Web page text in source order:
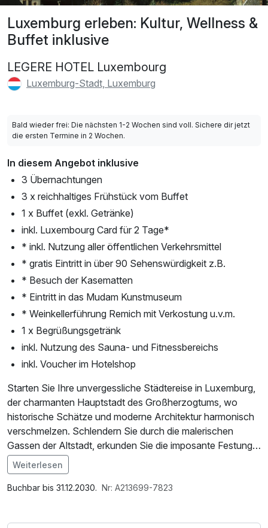
Luxemburg erleben: Kultur, Wellness &
Buffet inklusive
LEGERE HOTEL Luxembourg
Luxemburg-Stadt, Luxemburg
Bald wieder frei: Die nächsten 1-2 Wochen sind voll. Sichere dir jetzt
die ersten Termine in 2 Wochen.
In diesem Angebot inklusive
3 Übernachtungen
3 x reichhaltiges Frühstück vom Buffet
1 x Buffet (exkl. Getränke)
inkl. Luxembourg Card für 2 Tage*
* inkl. Nutzung aller öffentlichen Verkehrsmittel
* gratis Eintritt in über 90 Sehenswürdigkeit z.B.
* Besuch der Kasematten
* Eintritt in das Mudam Kunstmuseum
* Weinkellerführung Remich mit Verkostung u.v.m.
1 x Begrüßungsgetränk
inkl. Nutzung des Sauna- und Fitnessbereichs
inkl. Voucher im Hotelshop
Starten Sie Ihre unvergessliche Städtereise in Luxemburg,
der charmanten Hauptstadt des Großherzogtums, wo
historische Schätze und moderne Architektur harmonisch
verschmelzen. Schlendern Sie durch die malerischen
Gassen der Altstadt, erkunden Sie die imposante Festung
und genießen Sie den Panoramablick über die Stadt von
den zahlreichen Aussichtspunkten.
Im Angebot enthalten
1 Flasche Mineralwasser, Saunabenutzung, Nutzung des
Weiterlesen
Buchbar bis 31.12.2030. Nr: A213699-7823